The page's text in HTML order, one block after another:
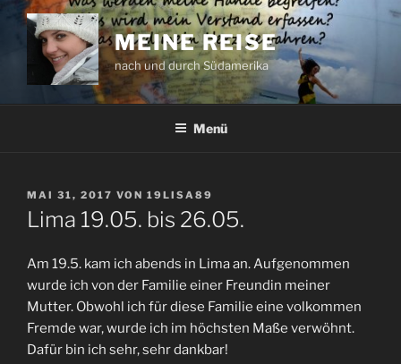
Zum
Inhalt
springen
MEINE REISE
nach und durch Südamerika
Menü
VERÖFFENTLICHT
AM
MAI 31, 2017 VON 19LISA89
Lima 19.05. bis 26.05.
Am 19.5. kam ich abends in Lima an. Aufgenommen
wurde ich von der Familie einer Freundin meiner
Mutter. Obwohl ich für diese Familie eine volkommen
Fremde war, wurde ich im höchsten Maße verwöhnt.
Dafür bin ich sehr, sehr dankbar!